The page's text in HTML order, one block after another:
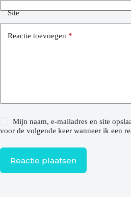
Site
Reactie toevoegen *
Mijn naam, e-mailadres en site
voor de volgende keer wanneer ik een
Reactie plaatsen